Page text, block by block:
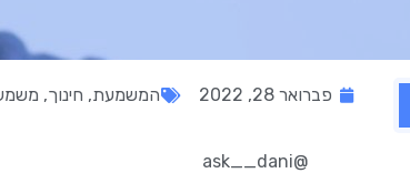
פברואר 28, 2022 המשמעת, חינוך,
@ask__dani